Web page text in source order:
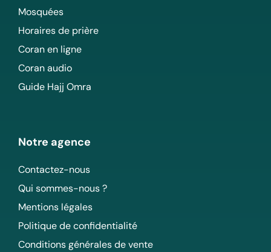
Mosquées
Horaires de prière
Coran en ligne
Coran audio
Guide Hajj Omra
Notre agence
Contactez-nous
Qui sommes-nous ?
Mentions légales
Politique de confidentialité
Conditions générales de vente